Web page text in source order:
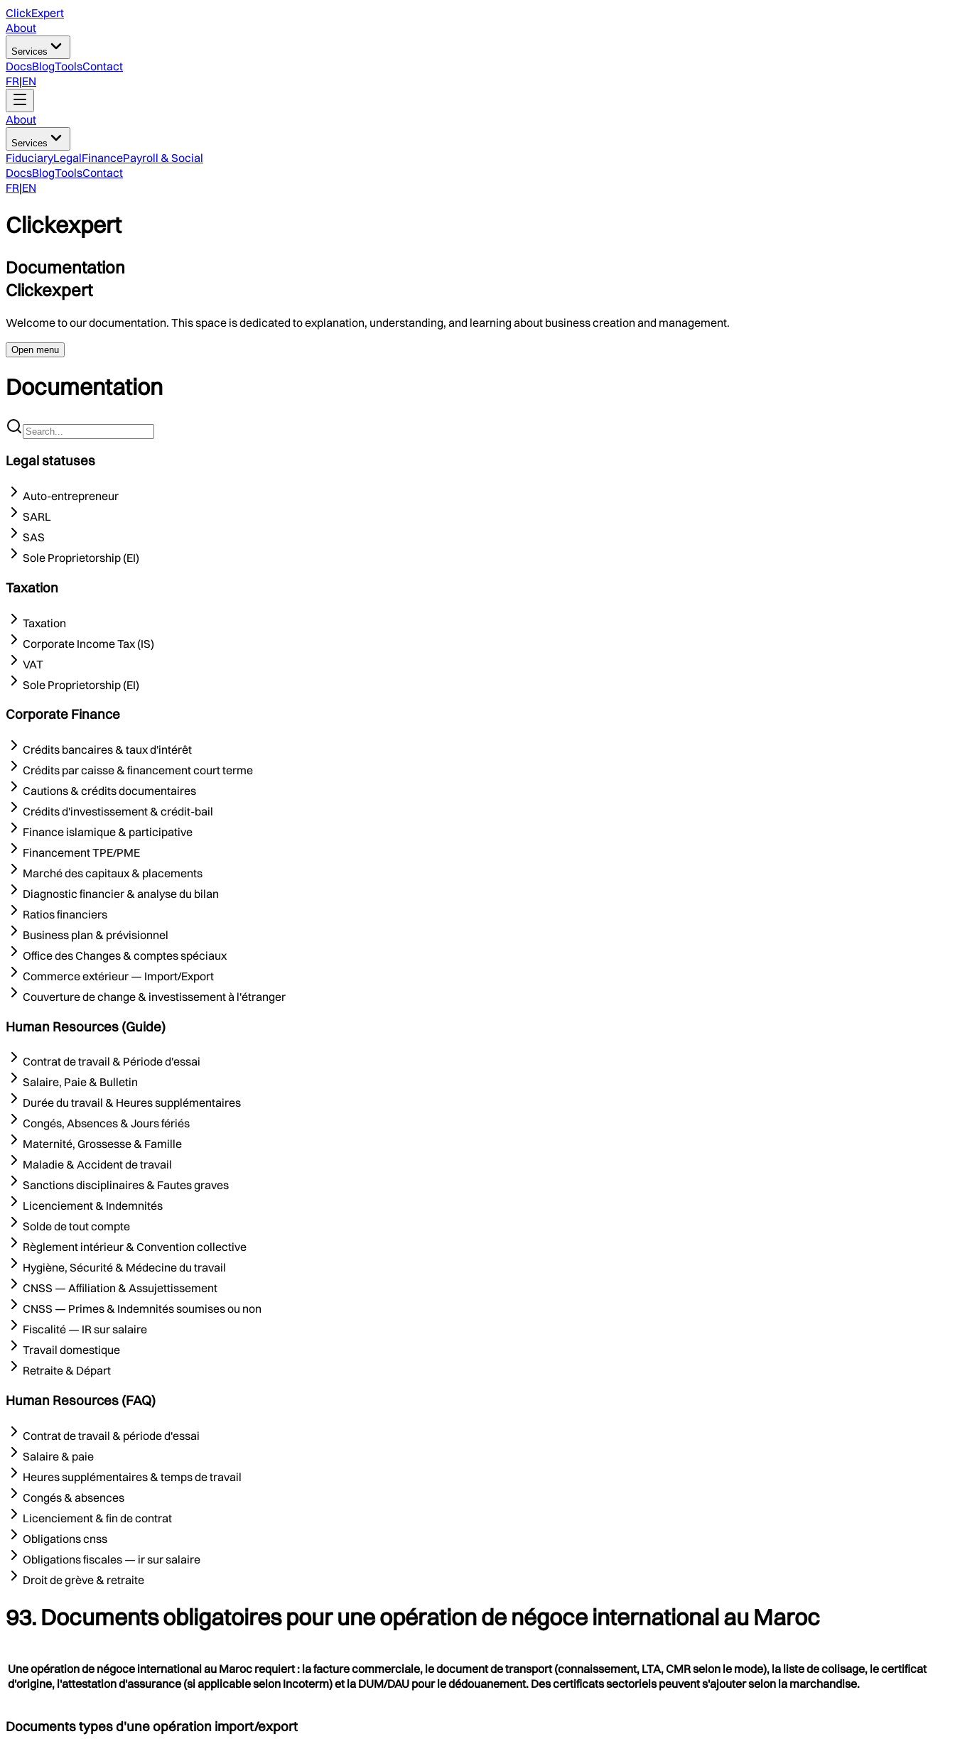
ClickExpert
About
Services
DocsBlogToolsContact
FR|EN
About
Services
FiduciaryLegalFinancePayroll & Social
DocsBlogToolsContact
FR|EN
Clickexpert
Documentation
Clickexpert
Welcome to our documentation. This space is dedicated to explanation, understanding, and learning about business creation and management.
Open menu
Documentation
Legal statuses
Auto-entrepreneur
SARL
SAS
Sole Proprietorship (EI)
Taxation
Taxation
Corporate Income Tax (IS)
VAT
Sole Proprietorship (EI)
Corporate Finance
Crédits bancaires & taux d'intérêt
Crédits par caisse & financement court terme
Cautions & crédits documentaires
Crédits d'investissement & crédit-bail
Finance islamique & participative
Financement TPE/PME
Marché des capitaux & placements
Diagnostic financier & analyse du bilan
Ratios financiers
Business plan & prévisionnel
Office des Changes & comptes spéciaux
Commerce extérieur — Import/Export
Couverture de change & investissement à l'étranger
Human Resources (Guide)
Contrat de travail & Période d'essai
Salaire, Paie & Bulletin
Durée du travail & Heures supplémentaires
Congés, Absences & Jours fériés
Maternité, Grossesse & Famille
Maladie & Accident de travail
Sanctions disciplinaires & Fautes graves
Licenciement & Indemnités
Solde de tout compte
Règlement intérieur & Convention collective
Hygiène, Sécurité & Médecine du travail
CNSS — Affiliation & Assujettissement
CNSS — Primes & Indemnités soumises ou non
Fiscalité — IR sur salaire
Travail domestique
Retraite & Départ
Human Resources (FAQ)
Contrat de travail & période d'essai
Salaire & paie
Heures supplémentaires & temps de travail
Congés & absences
Licenciement & fin de contrat
Obligations cnss
Obligations fiscales — ir sur salaire
Droit de grève & retraite
93. Documents obligatoires pour une opération de négoce international au Maroc
Une opération de négoce international au Maroc requiert : la facture commerciale, le document de transport (connaissement, LTA, CMR selon le mode), la liste de colisage, le certificat
d'origine, l'attestation d'assurance (si applicable selon Incoterm) et la DUM/DAU pour le dédouanement. Des certificats sectoriels peuvent s'ajouter selon la marchandise.
Documents types d'une opération import/export